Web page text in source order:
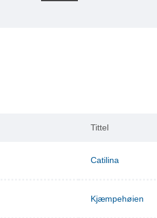
Tittel
Catilina
Kjæmpehøien